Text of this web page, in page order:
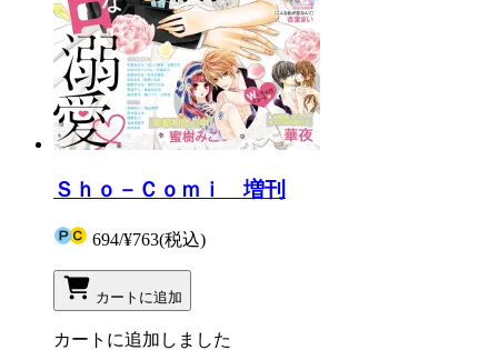
Ｓｈｏ－Ｃｏｍｉ 増刊
694/¥763(税込)
カートに追加
カートに追加しました